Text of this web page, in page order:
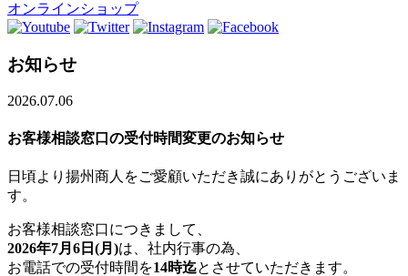
オンラインショップ
お知らせ
2026.07.06
お客様相談窓口の受付時間変更のお知らせ
日頃より揚州商人をご愛顧いただき誠にありがとうございま
す。
お客様相談窓口につきまして、
2026年7月6日(月)は、社内行事の為、
お電話での受付時間を14時迄とさせていただきます。